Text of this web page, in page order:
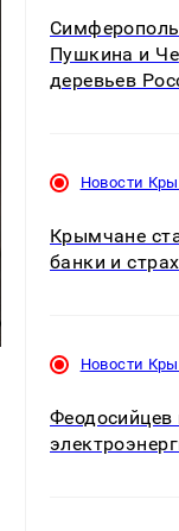
Пушкина и
деревьев
Новости
Крымчане
банки и
Новости
Феодосийцев